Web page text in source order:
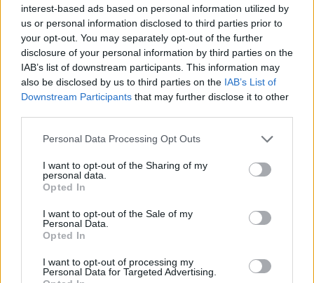
interest-based ads based on personal information utilized by
us or personal information disclosed to third parties prior to
your opt-out. You may separately opt-out of the further
disclosure of your personal information by third parties on the
IAB’s list of downstream participants. This information may
also be disclosed by us to third parties on the IAB’s List of
Downstream Participants that may further disclose it to other
Personal Data Processing Opt Outs
I want to opt-out of the Sharing of my
personal data.
Opted In
I want to opt-out of the Sale of my
Personal Data.
Opted In
I want to opt-out of processing my
Personal Data for Targeted Advertising.
Covilhã: Especialista aponta investimento estrangeiro e
valorização imobiliária como motores do crescimento da
Beira Interior
Rio de Janeiro: Governo do Estado propõe parceria com a
FUNCEX para “reforçar inteligência sobre comércio
Esposende acolhe festival de kitesurf
Cinco projetos de Cascais finalistas em iniciativa europeia
COMENTÁRIOS RECENTES
ÚLTIMAS DESTAQUE VIDEOS